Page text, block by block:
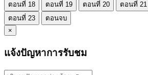
ตอนที่ 18
ตอนที่ 19 ตอนที่ 20 ตอนที่ 21
ตอนที่ 23
ตอนจบ
×
แจ้งปัญหาการรับชม